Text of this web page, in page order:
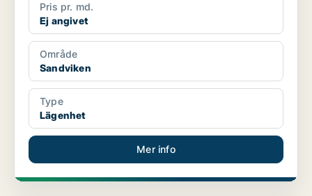
Pris pr. md.
Ej angivet
Område
Sandviken
Type
Lägenhet
Mer info